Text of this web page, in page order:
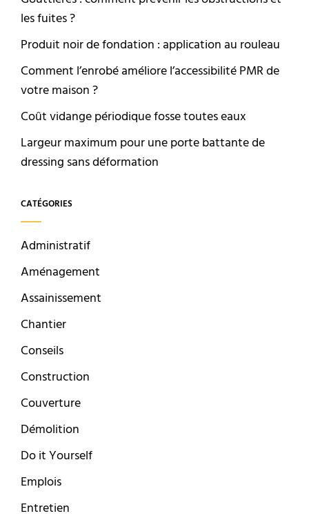
les fuites ?
Produit noir de fondation : application au rouleau
Comment l’enrobé améliore l’accessibilité PMR de
votre maison ?
Coût vidange périodique fosse toutes eaux
Largeur maximum pour une porte battante de
dressing sans déformation
CATÉGORIES
Administratif
Aménagement
Assainissement
Chantier
Conseils
Construction
Couverture
Démolition
Do it Yourself
Emplois
Entretien